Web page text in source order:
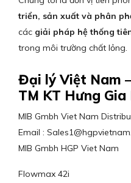
triển, sản xuất và phân
các giải pháp hệ thống
trong môi trường chất lỏng.
Đại lý Việt Nam
TM KT Hưng Gia
MIB Gmbh Viet Nam
Email :
MIB Gmbh HGP Viet Nam
Flowmax 42i